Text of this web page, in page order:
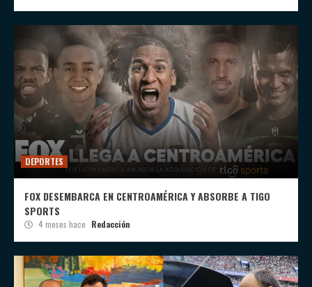
DEPORTES
FOX DESEMBARCA EN CENTROAMÉRICA Y ABSORBE A TIGO
SPORTS
4 meses hace Redacción